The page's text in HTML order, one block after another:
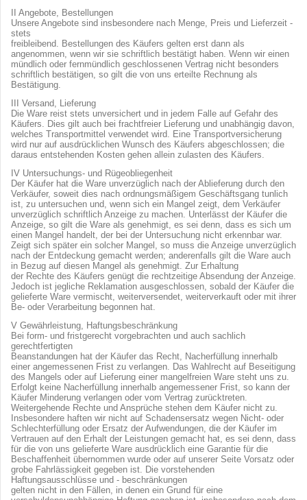
II Angebote, Bestellungen
Unsere Angebote sind insbesondere nach Menge, Preis und Lieferzeit -
stets
freibleibend. Bestellungen des Käufers gelten erst dann als
angenommen, wenn wir sie schriftlich bestätigt haben. Wenn wir einen
mündlich oder fernmündlich geschlossenen Vertrag nicht besonders
schriftlich bestätigen, so gilt die von uns erteilte Rechnung als
Bestätigung.
III Versand, Lieferung
Die Ware reist stets unversichert und in jedem Falle auf Gefahr des
Käufers. Dies gilt auch bei frachtfreier Lieferung und unabhängig davon,
welches Transportmittel verwendet wird. Eine Transportversicherung
wird nur auf ausdrücklichen Wunsch des Käufers abgeschlossen; die
daraus entstehenden Kosten gehen allein zulasten des Käufers.
IV Untersuchungs- und Rügeobliegenheit
Der Käufer hat die Ware unverzüglich nach der Ablieferung durch den
Verkäufer, soweit dies nach ordnungsmäßigem Geschäftsgang tunlich
ist, zu untersuchen und, wenn sich ein Mangel zeigt, dem Verkäufer
unverzüglich schriftlich Anzeige zu machen. Unterlässt der Käufer die
Anzeige, so gilt die Ware als genehmigt, es sei denn, dass es sich um
einen Mangel handelt, der bei der Untersuchung nicht erkennbar war.
Zeigt sich später ein solcher Mangel, so muss die Anzeige unverzüglich
nach der Entdeckung gemacht werden; anderenfalls gilt die Ware auch
in Bezug auf diesen Mangel als genehmigt. Zur Erhaltung
der Rechte des Käufers genügt die rechtzeitige Absendung der Anzeige.
Jedoch ist jegliche Reklamation ausgeschlossen, sobald der Käufer die
gelieferte Ware vermischt, weiterversendet, weiterverkauft oder mit ihrer
Be- oder Verarbeitung begonnen hat.
V Gewährleistung, Haftungsbeschränkung
Bei form- und fristgerecht vorgebrachten und auch sachlich
gerechtfertigten
Beanstandungen hat der Käufer das Recht, Nacherfüllung innerhalb
einer angemessenen Frist zu verlangen. Das Wahlrecht auf Beseitigung
des Mangels oder auf Lieferung einer mangelfreien Ware steht uns zu.
Erfolgt keine Nacherfüllung innerhalb angemessener Frist, so kann der
Käufer Minderung verlangen oder vom Vertrag zurücktreten.
Weitergehende Rechte und Ansprüche stehen dem Käufer nicht zu.
Insbesondere haften wir nicht auf Schadensersatz wegen Nicht- oder
Schlechterfüllung oder Ersatz der Aufwendungen, die der Käufer im
Vertrauen auf den Erhalt der Leistungen gemacht hat, es sei denn, dass
für die von uns gelieferte Ware ausdrücklich eine Garantie für die
Beschaffenheit übernommen wurde oder auf unserer Seite Vorsatz oder
grobe Fahrlässigkeit gegeben ist. Die vorstehenden
Haftungsausschlüsse und - beschränkungen
gelten nicht in den Fällen, in denen ein Grund für eine